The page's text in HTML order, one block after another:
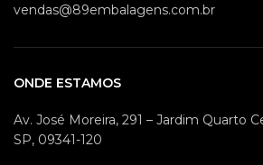
vendas@89embalagens.com.br
ONDE ESTAMOS
Av. José Moreira, 291 – Jardim Quarto
SP, 09341-120